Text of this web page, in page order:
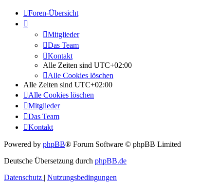
Foren-Übersicht
Mitglieder
Das Team
Kontakt
Alle Zeiten sind UTC+02:00
Alle Cookies löschen
Alle Zeiten sind UTC+02:00
Alle Cookies löschen
Mitglieder
Das Team
Kontakt
Powered by phpBB® Forum Software © phpBB Limited
Deutsche Übersetzung durch phpBB.de
Datenschutz | Nutzungsbedingungen